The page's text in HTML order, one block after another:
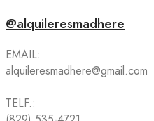
@alquileresmadhere
EMAIL:
alquileresmadhere@gmail.com
TELF.: